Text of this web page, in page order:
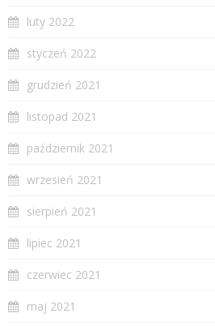
luty 2022
styczeń 2022
grudzień 2021
listopad 2021
październik 2021
wrzesień 2021
sierpień 2021
lipiec 2021
czerwiec 2021
maj 2021